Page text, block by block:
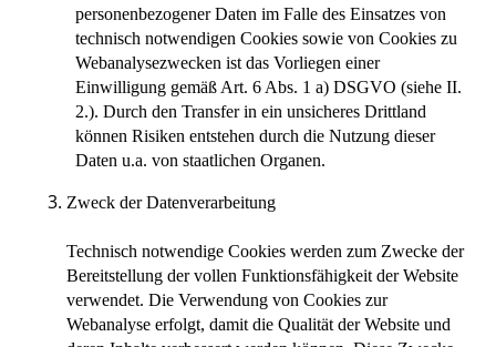
personenbezogener Daten im Falle des Einsatzes von
technisch notwendigen Cookies sowie von Cookies zu
Webanalysezwecken ist das Vorliegen einer
Einwilligung gemäß Art. 6 Abs. 1 a) DSGVO (siehe II.
2.). Durch den Transfer in ein unsicheres Drittland
können Risiken entstehen durch die Nutzung dieser
Daten u.a. von staatlichen Organen.
Zweck der Datenverarbeitung
Technisch notwendige Cookies werden zum Zwecke der
Bereitstellung der vollen Funktionsfähigkeit der Website
verwendet. Die Verwendung von Cookies zur
Webanalyse erfolgt, damit die Qualität der Website und